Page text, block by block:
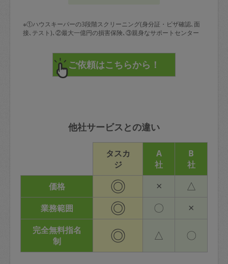
※①ハウスキーパーの3段階スクリーニング(身分証・ビザ確認､面
接､テスト)､②最大一億円の損害保険､③親身なサポートセンター
他社サービスとの違い
タスカ
ジ
A
社
B
社
価格
◎ × △
業務範囲 ◎ 〇 ×
完全無料指名
制
◎ △ 〇